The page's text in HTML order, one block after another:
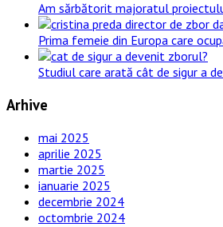
Am sărbătorit majoratul
Prima femeie din Europa care
Studiul care arată cât de sigur a
Arhive
mai 2025
aprilie 2025
martie 2025
ianuarie 2025
decembrie 2024
octombrie 2024